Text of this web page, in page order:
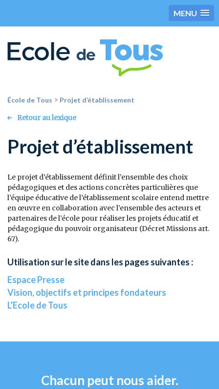
MENU
École de Tous > Projet d’établissement
Retour au lexique
Projet d’établissement
Le projet d’établissement définit l’ensemble des choix
pédagogiques et des actions concrètes particulières que
l’équipe éducative de l’établissement scolaire entend mettre
en œuvre en collaboration avec l’ensemble des acteurs et
partenaires de l’école pour réaliser les projets éducatif et
pédagogique du pouvoir organisateur (Décret Missions art.
67).
Utilisation sur le site dans les pages suivantes :
Espace Presse
Vision, objectifs et principes fondateurs
L’Ecole de Tous
Chacun peut nous aider.